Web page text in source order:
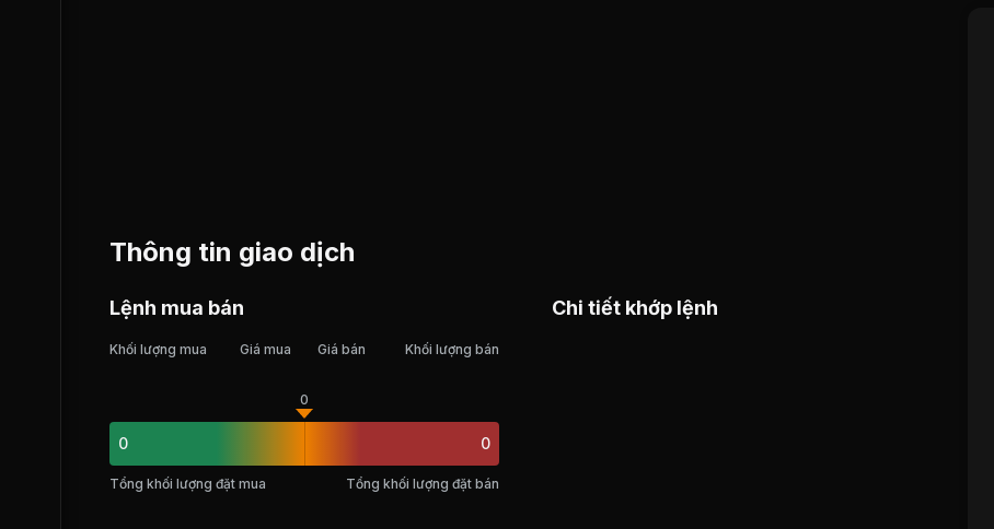
Thông tin giao dịch
Lệnh mua bán
Khối lượng mua Giá mua Giá bán Khối lượng bán
0
0
0
Tổng khối lượng đặt mua Tổng khối lượng đặt bán
Chi tiết khớp lệnh